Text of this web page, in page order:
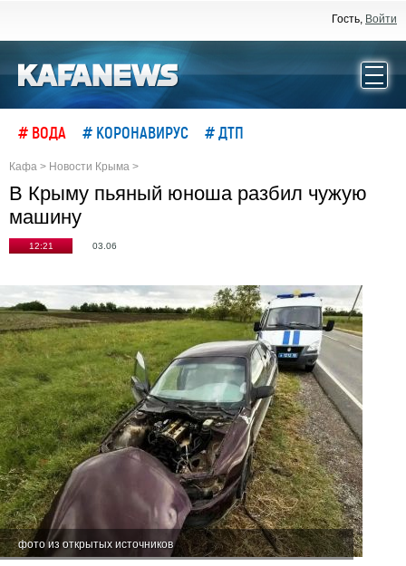
Гость, Войти
# ВОДА # КОРОНАВИРУС # ДТП
Кафа > Новости Крыма >
В Крыму пьяный юноша разбил чужую
машину
12:21 03.06
фото из открытых источников